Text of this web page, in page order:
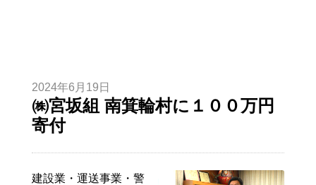
2024年6月19日
㈱宮坂組 南箕輪村に１００万円
寄付
建設業・運送事業・警